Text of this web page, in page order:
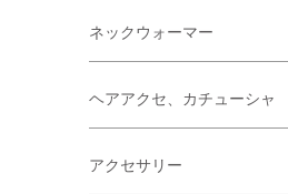
ネックウォーマー
ヘアアクセ、カチューシャ
アクセサリー